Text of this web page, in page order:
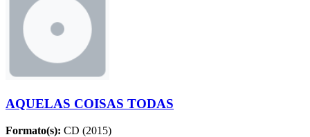
AQUELAS COISAS TODAS
Formato(s): CD (2015)